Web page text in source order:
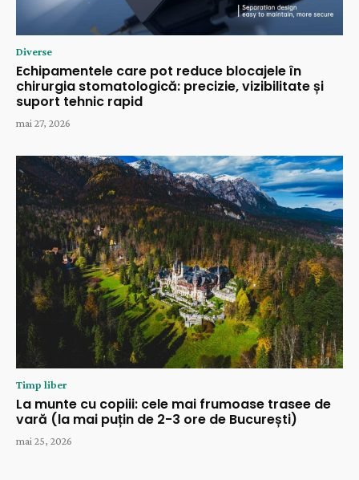
Diverse
Echipamentele care pot reduce blocajele în
chirurgia stomatologică: precizie, vizibilitate și
suport tehnic rapid
mai 27, 2026
Timp liber
La munte cu copiii: cele mai frumoase trasee de
vară (la mai puțin de 2-3 ore de București)
mai 25, 2026